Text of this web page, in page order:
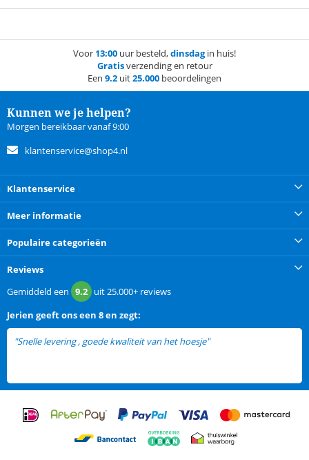
Voor 13:00 uur besteld,dinsdagin huis!
Gratisverzending en retour
Een 9.2 uit25.000 beoordelingen
Kunnen we je helpen?
Morgen bereikbaar vanaf 9:00
klantenservice@shop4.nl
Klantenservice
Meer informatie
Populaire categorieën
Reviews
Gemiddeld een 9.2 uit25.000+ reviews
Jerien geeft ons een 8 en zegt:
"Snelle levering , goede kwaliteit van het hoesje"